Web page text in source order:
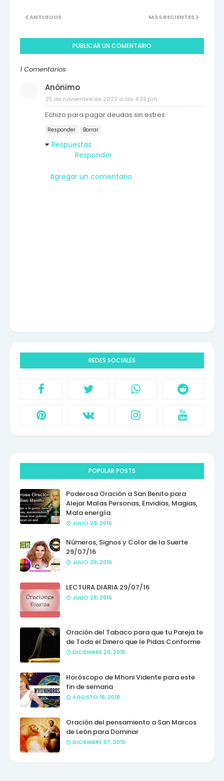
MÁS RECIENTES
ANTIGUOS
PUBLICAR UN COMENTARIO
1 Comentarios
Anónimo
25 de noviembre de 2022 a las 4:39 p.m.
Echizo para pagar deudas sin estres
Responder Borrar
Respuestas
Responder
Agregar un comentario
REDES SOCIALES
POPULAR POSTS
Poderosa Oración a San Benito para
Alejar Malas Personas, Envidias, Magias,
Mala energía.
JULIO 29, 2016
Números, Signos y Color de la Suerte
29/07/16
JULIO 29, 2016
LECTURA DIARIA 29/07/16
JULIO 28, 2016
Oración del Tabaco para que tu Pareja te
de Todo el Dinero que le Pidas Conforme
DICIEMBRE 20, 2015
Horóscopo de Mhoni Vidente para este
fin de semana
AGOSTO 16, 2018
Oración del pensamiento a San Marcos
de León para Dominar
DICIEMBRE 07, 2015